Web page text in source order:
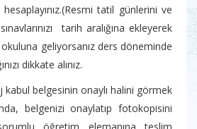
hesaplayınız.(Resmi tatil günlerini ve
tarih aralığına ekleyerek
okuluna geliyorsanız ders döneminde
dikkate alınız.
belgesinin onaylı halini görmek
belgenizi onaylatıp fotokopisini